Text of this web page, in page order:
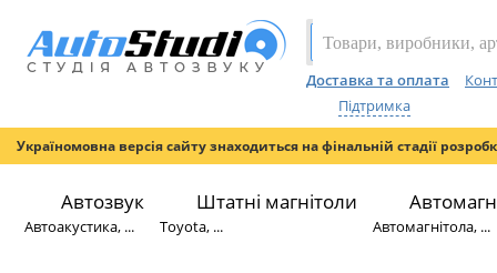
Доставка та оплата
Підтримка
Україномовна версія сайту знаходиться на фінальній стадії
Автозвук
Автоакустика, ...
Штатні магнітоли
Toyota, ... Автомагнітола, ...